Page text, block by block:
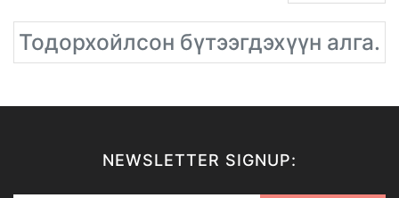
Тодорхойлсон бүтээгдэхүүн алга.
NEWSLETTER SIGNUP: